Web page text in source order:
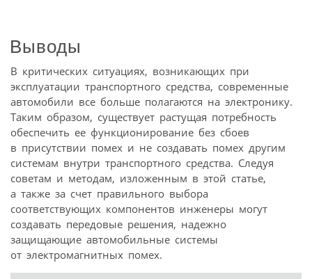
Выводы
В критических ситуациях, возникающих при
эксплуатации транспортного средства, современные
автомобили все больше полагаются на электронику.
Таким образом, существует растущая потребность
обеспечить ее функционирование без сбоев
в присутствии помех и не создавать помех другим
системам внутри транспортного средства. Следуя
советам и методам, изложенным в этой статье,
а также за счет правильного выбора
соответствующих компонентов инженеры могут
создавать передовые решения, надежно
защищающие автомобильные системы
от электромагнитных помех.